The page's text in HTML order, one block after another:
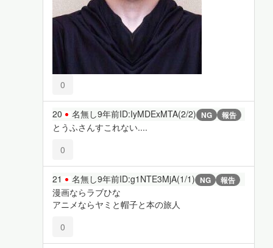
0
20 名無し9年前ID:IyMDExMTA(2/2) NG 報告
とうふさんすこれない....
0
21 名無し9年前ID:g1NTE3MjA(1/1) NG 報告
漫画ならラブひな
アニメならヤミと帽子と本の旅人
0